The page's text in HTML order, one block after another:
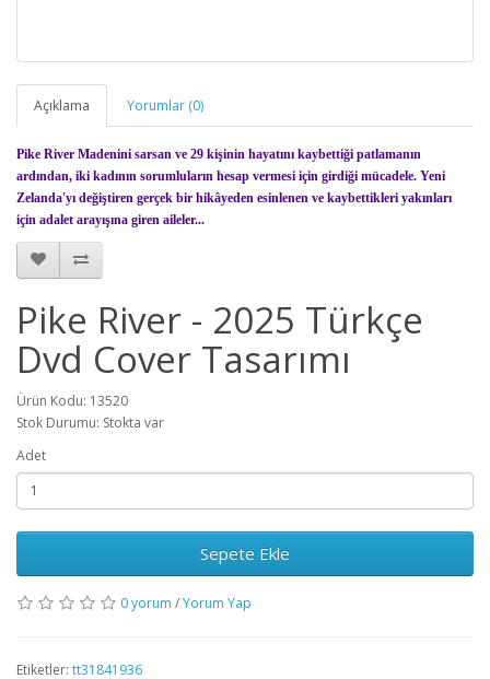
Açıklama Yorumlar (0)
Pike River Madenini sarsan ve 29 kişinin hayatını kaybettiği patlamanın
ardından, iki kadının sorumluların hesap vermesi için girdiği mücadele. Yeni
Zelanda'yı değiştiren gerçek bir hikâyeden esinlenen ve kaybettikleri yakınları
için adalet arayışına giren aileler...
Pike River - 2025 Türkçe
Dvd Cover Tasarımı
Ürün Kodu: 13520
Stok Durumu: Stokta var
Adet
Sepete Ekle
0 yorum /Yorum Yap
Etiketler: tt31841936